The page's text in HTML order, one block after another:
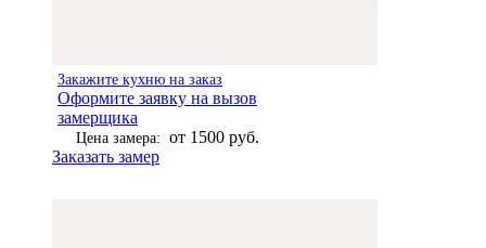
Закажите кухню на заказ
Оформите заявку на вызов
замерщика
Цена замера: от 1500 руб.
Заказать замер